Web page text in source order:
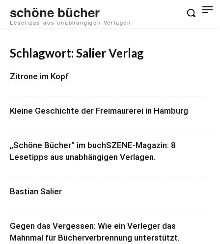
schöne bücher
Lesetipps aus unabhängigen Verlagen
Schlagwort: Salier Verlag
Zitrone im Kopf
Kleine Geschichte der Freimaurerei in Hamburg
„Schöne Bücher“ im buchSZENE-Magazin: 8
Lesetipps aus unabhängigen Verlagen.
Bastian Salier
Gegen das Vergessen: Wie ein Verleger das
Mahnmal für Bücherverbrennung unterstützt.